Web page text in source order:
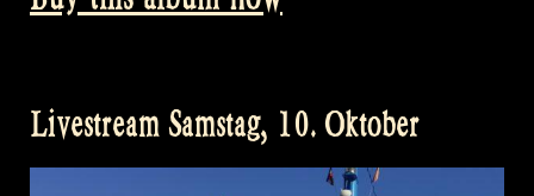
Livestream Samstag, 10. Oktober